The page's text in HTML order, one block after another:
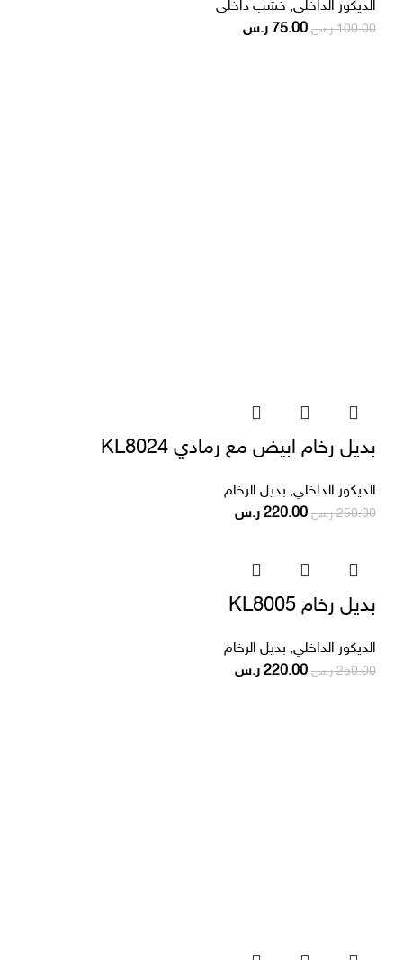
الديكور الداخلي, خشب داخلي
100.00 ر.س 75.00 ر.س
بديل رخام ابيض مع رمادي KL8024
الديكور الداخلي, بديل الرخام
250.00 ر.س 220.00 ر.س
بديل رخام KL8005
الديكور الداخلي, بديل الرخام
250.00 ر.س 220.00 ر.س